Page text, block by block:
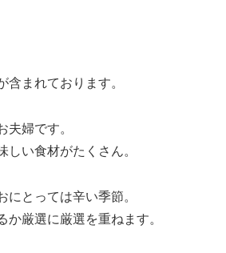
まれております。
夫婦です。
しい食材がたくさん。
にとっては辛い季節。
か厳選に厳選を重ねます。